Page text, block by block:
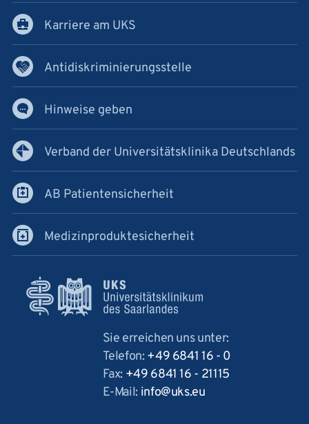
Karriere am UKS
Antidiskriminierungsstelle
Hinweise geben
Verband der Universitätsklinika Deutschlands
AB Patientensicherheit
Medizinproduktesicherheit
Sie erreichen uns unter:
Telefon:+49 6841 16 - 0
Fax: +49 6841 16 - 21115
E-Mail: info ukseu